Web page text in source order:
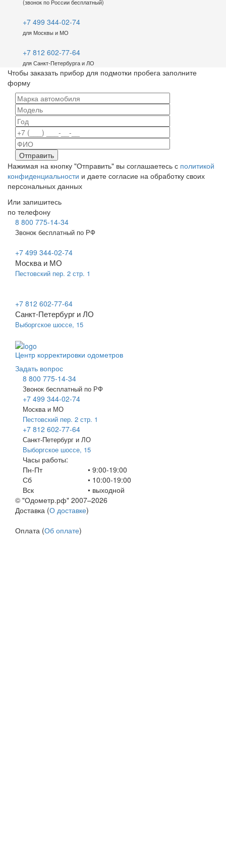
(звонок по России бесплатный)
+7 499 344-02-74
для Москвы и МО
+7 812 602-77-64
для Санкт-Петербурга и ЛО
Чтобы заказать прибор для подмотки пробега заполните
форму
Нажимая на кнопку "Отправить" вы соглашаетесь с политикой
конфиденциальности и даете согласие на обработку своих
персональных данных
Или запишитесь
по телефону
8 800 775-14-34
Звонок бесплатный по РФ
+7 499 344-02-74
Москва и МО
Пестовский пер. 2 стр. 1
+7 812 602-77-64
Санкт-Петербург и ЛО
Выборгское шоссе, 15
Центр корректировки одометров
Задать вопрос
8 800 775-14-34
Звонок бесплатный по РФ
+7 499 344-02-74
Москва и МО
Пестовский пер. 2 стр. 1
+7 812 602-77-64
Санкт-Петербург и ЛО
Выборгское шоссе, 15
Часы работы:
Пн-Пт
Сб
Вск
• 9:00-19:00
• 10:00-19:00
• выходной
© "Одометр.рф" 2007–2026
Доставка (О доставке)
Оплата (Об оплате)